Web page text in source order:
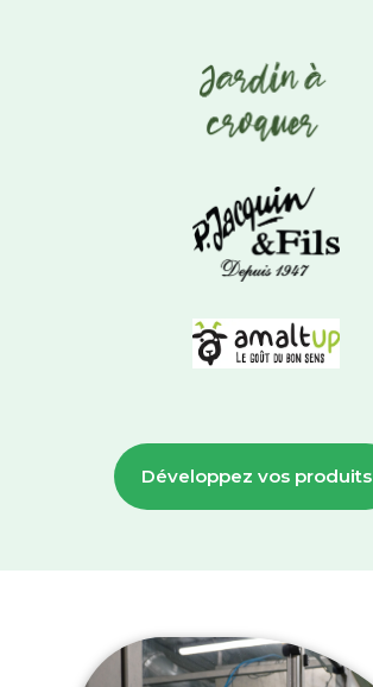
Développez vos produits